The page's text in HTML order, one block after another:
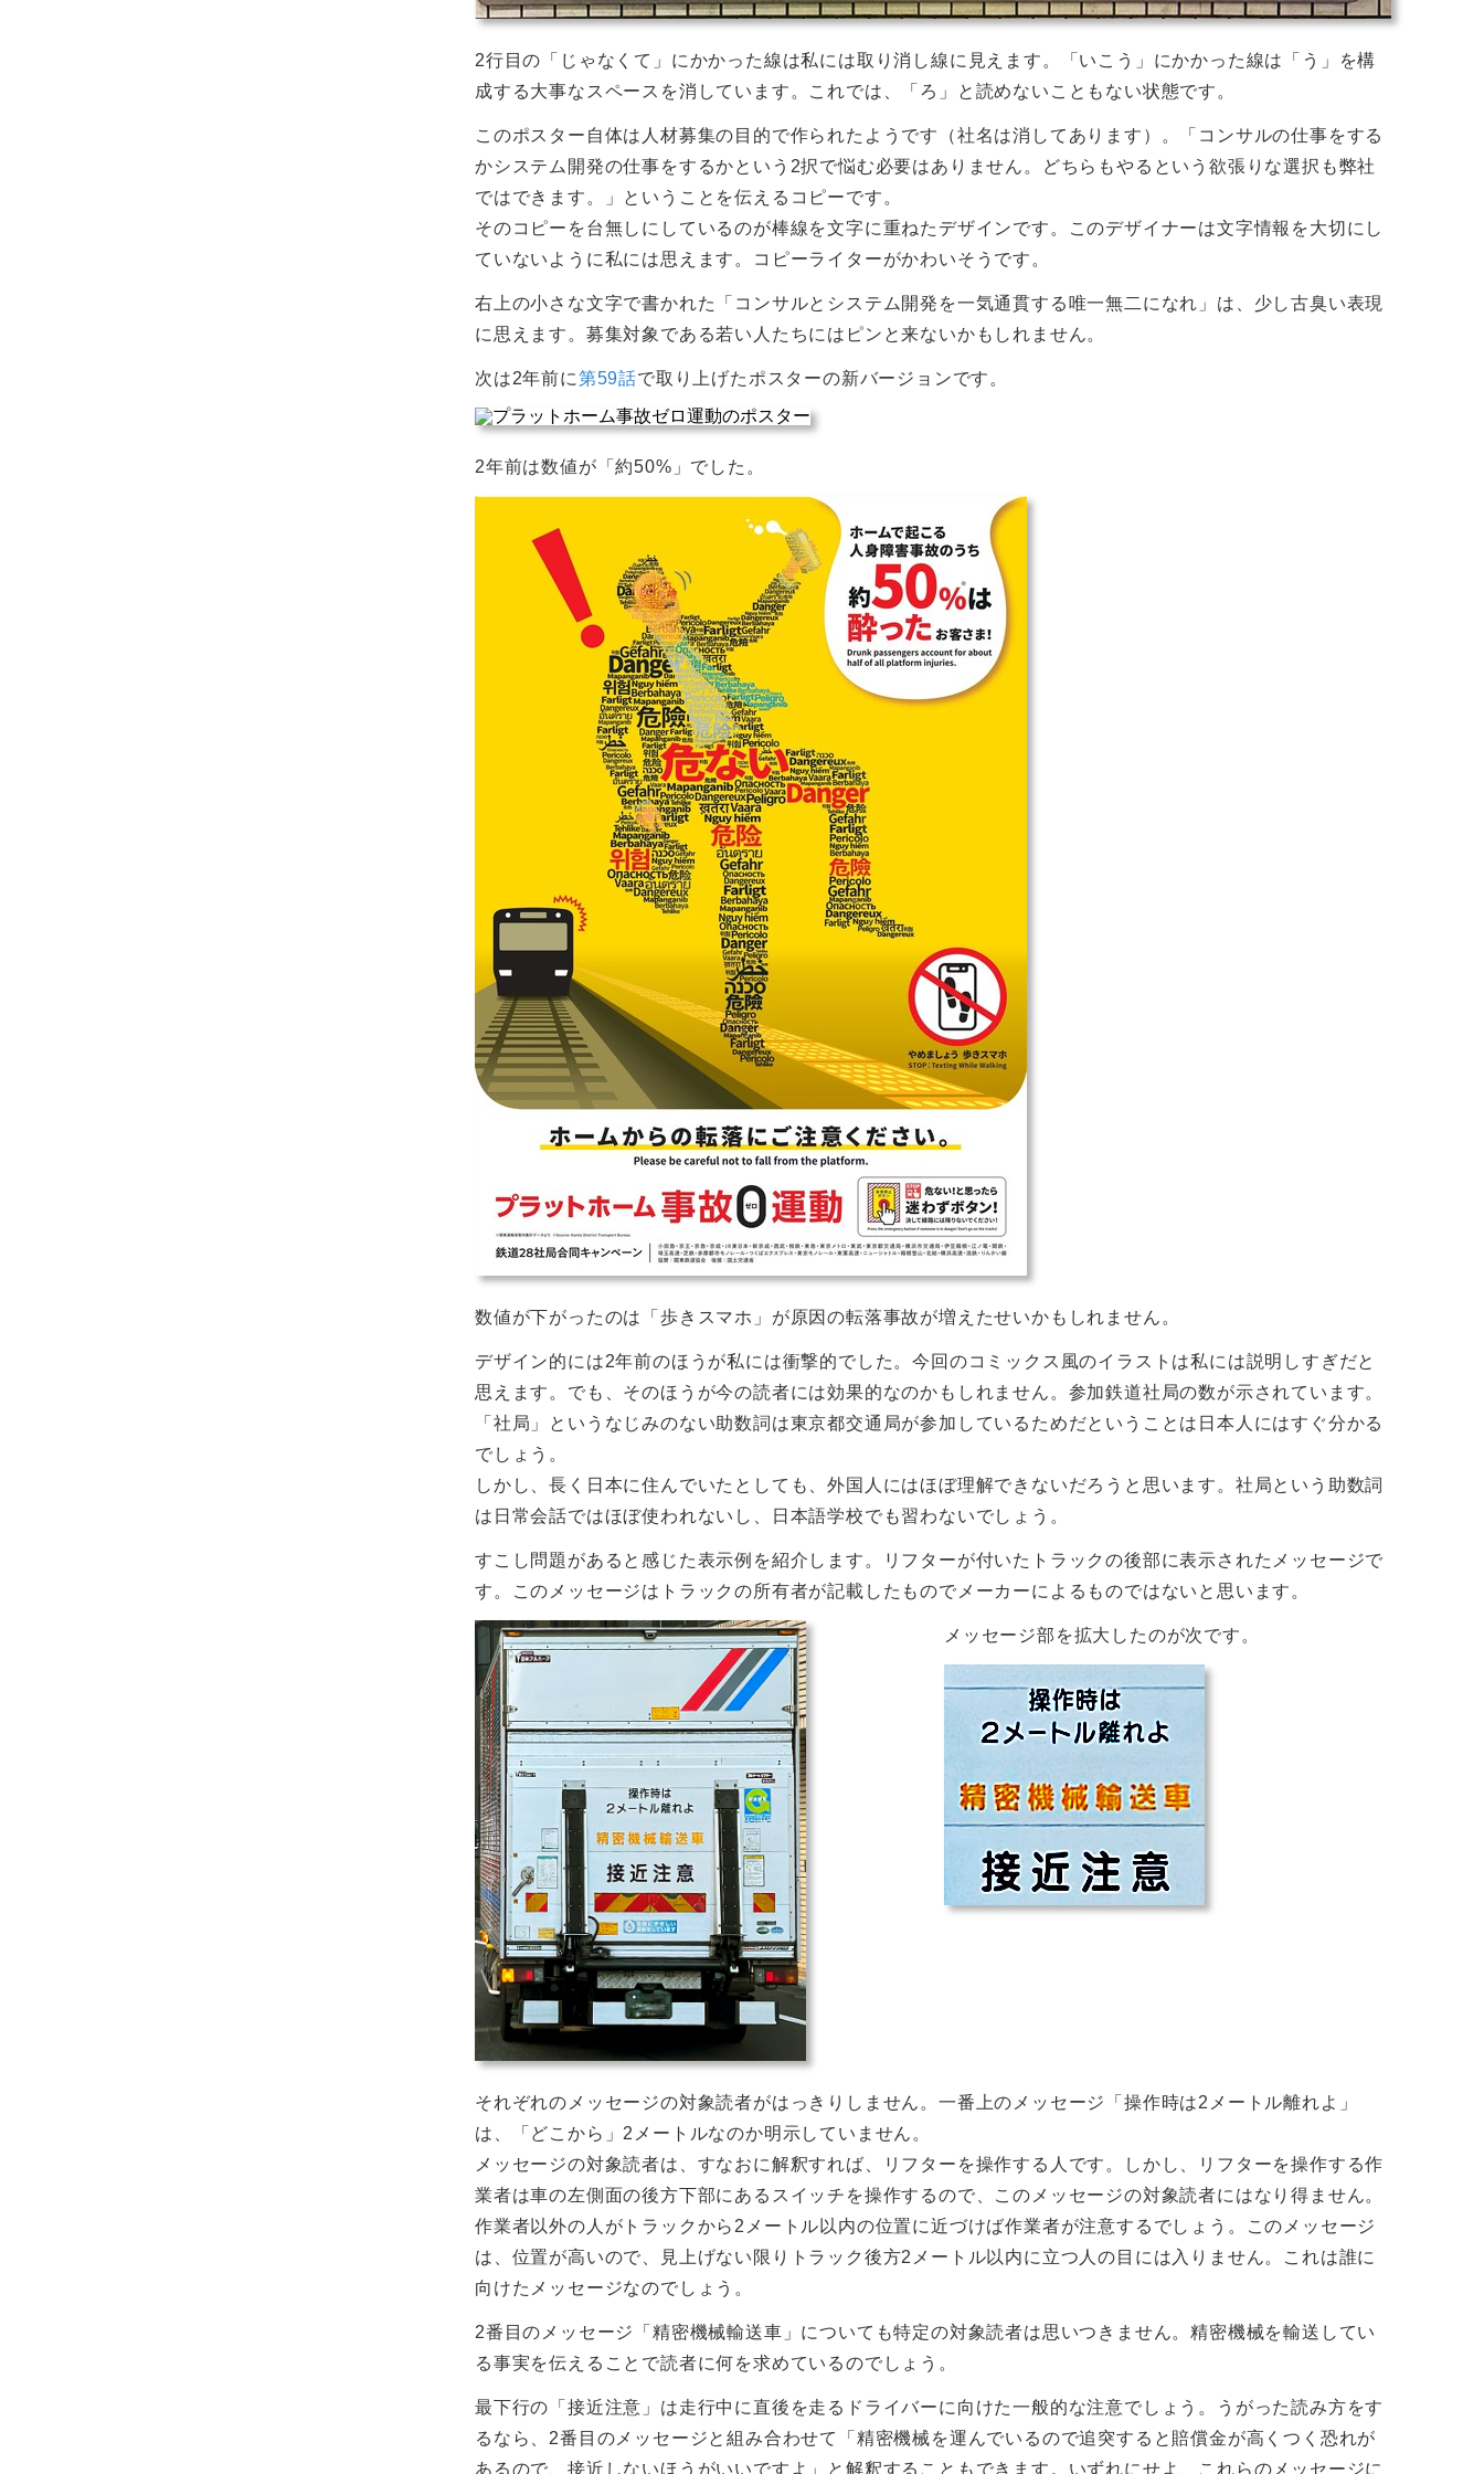
2行目の「じゃなくて」にかかった線は私には取り消し線に見えます。「いこう」にかかった線は「う」を構
成する大事なスペースを消しています。これでは、「ろ」と読めないこともない状態です。
このポスター自体は人材募集の目的で作られたようです（社名は消してあります）。「コンサルの仕事をする
かシステム開発の仕事をするかという2択で悩む必要はありません。どちらもやるという欲張りな選択も弊社
ではできます。」ということを伝えるコピーです。
そのコピーを台無しにしているのが棒線を文字に重ねたデザインです。このデザイナーは文字情報を大切にし
ていないように私には思えます。コピーライターがかわいそうです。
右上の小さな文字で書かれた「コンサルとシステム開発を一気通貫する唯一無二になれ」は、少し古臭い表現
に思えます。募集対象である若い人たちにはピンと来ないかもしれません。
次は2年前に第59話で取り上げたポスターの新バージョンです。
2年前は数値が「約50%」でした。
数値が下がったのは「歩きスマホ」が原因の転落事故が増えたせいかもしれません。
デザイン的には2年前のほうが私には衝撃的でした。今回のコミックス風のイラストは私には説明しすぎだと
思えます。でも、そのほうが今の読者には効果的なのかもしれません。参加鉄道社局の数が示されています。
「社局」というなじみのない助数詞は東京都交通局が参加しているためだということは日本人にはすぐ分かる
でしょう。
しかし、長く日本に住んでいたとしても、外国人にはほぼ理解できないだろうと思います。社局という助数詞
は日常会話ではほぼ使われないし、日本語学校でも習わないでしょう。
すこし問題があると感じた表示例を紹介します。リフターが付いたトラックの後部に表示されたメッセージで
す。このメッセージはトラックの所有者が記載したものでメーカーによるものではないと思います。
メッセージ部を拡大したのが次です。
それぞれのメッセージの対象読者がはっきりしません。一番上のメッセージ「操作時は2メートル離れよ」
は、「どこから」2メートルなのか明示していません。
メッセージの対象読者は、すなおに解釈すれば、リフターを操作する人です。しかし、リフターを操作する作
業者は車の左側面の後方下部にあるスイッチを操作するので、このメッセージの対象読者にはなり得ません。
作業者以外の人がトラックから2メートル以内の位置に近づけば作業者が注意するでしょう。このメッセージ
は、位置が高いので、見上げない限りトラック後方2メートル以内に立つ人の目には入りません。これは誰に
向けたメッセージなのでしょう。
2番目のメッセージ「精密機械輸送車」についても特定の対象読者は思いつきません。精密機械を輸送してい
る事実を伝えることで読者に何を求めているのでしょう。
最下行の「接近注意」は走行中に直後を走るドライバーに向けた一般的な注意でしょう。うがった読み方をす
るなら、2番目のメッセージと組み合わせて「精密機械を運んでいるので追突すると賠償金が高くつく恐れが
あるので、接近しないほうがいいですよ」と解釈することもできます。いずれにせよ、これらのメッセージに